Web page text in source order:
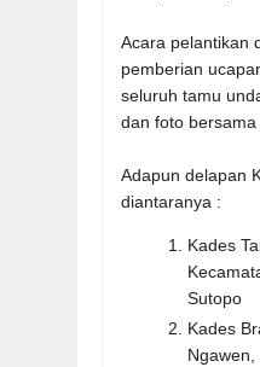
Acara pelantikan
pemberian
seluruh tamu
dan foto bersama
Adapun delapan
diantaranya :
Kades
Sutopo
Kades